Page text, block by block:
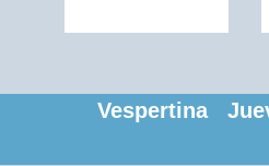
Vespertina